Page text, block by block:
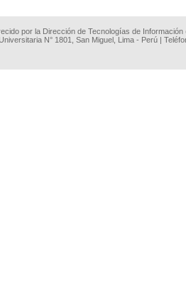
por la Dirección de Tecnologías de
N° 1801, San Miguel, Lima - Perú |